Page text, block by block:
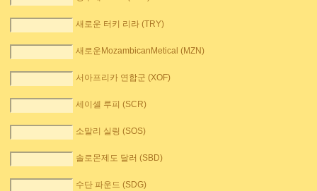
새로운 터키 리라 (TRY)
새로운MozambicanMetical (MZN)
서아프리카 연합군 (XOF)
세이셸 루피 (SCR)
소말리 실링 (SOS)
솔로몬제도 달러 (SBD)
수단 파운드 (SDG)